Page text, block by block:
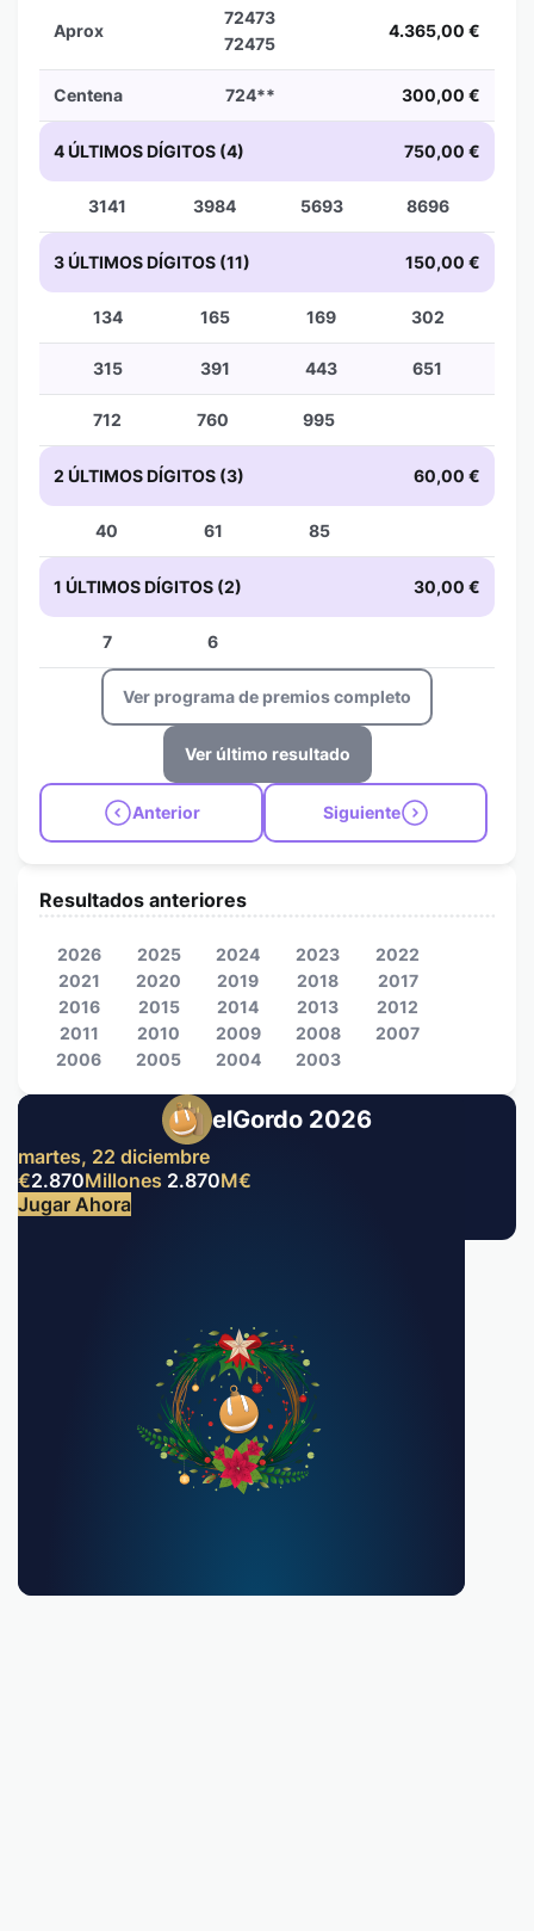
Aprox
72473
72475
4.365,00 €
Centena 724** 300,00 €
4 ÚLTIMOS DÍGITOS (4) 750,00 €
3141 3984 5693 8696
3 ÚLTIMOS DÍGITOS (11) 150,00 €
134 165 169 302
315 391 443 651
712 760 995
2 ÚLTIMOS DÍGITOS (3) 60,00 €
40 61 85
1 ÚLTIMOS DÍGITOS (2) 30,00 €
7 6
Ver programa de premios completo
Ver último resultado
Anterior Siguiente
elGordo 2026
martes, 22 diciembre
€2.870Millones 2.870M€
Jugar Ahora
Resultados anteriores
2026 2025 2024 2023
2022
2021
2020 2019 2018
2017
2016
2015 2014 2013
2012
2011
2010 2009 2008
2007
2006
2005 2004 2003